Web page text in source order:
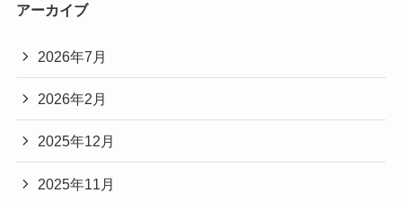
アーカイブ
2026年7月
2026年2月
2025年12月
2025年11月